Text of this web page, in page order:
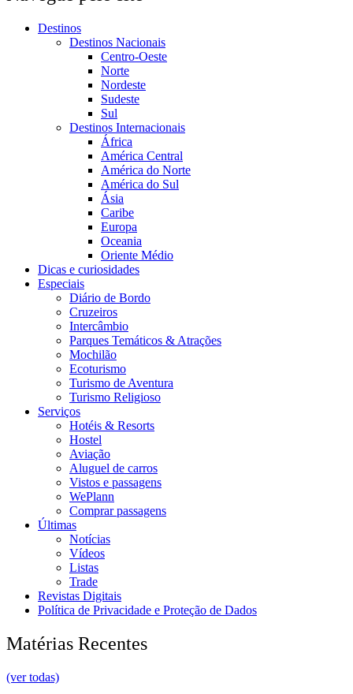
Destinos
Destinos Nacionais
Centro-Oeste
Norte
Nordeste
Sudeste
Sul
Destinos Internacionais
África
América Central
América do Norte
América do Sul
Ásia
Caribe
Europa
Oceania
Oriente Médio
Dicas e curiosidades
Especiais
Diário de Bordo
Cruzeiros
Intercâmbio
Parques Temáticos & Atrações
Mochilão
Ecoturismo
Turismo de Aventura
Turismo Religioso
Serviços
Hotéis & Resorts
Hostel
Aviação
Aluguel de carros
Vistos e passagens
WePlann
Comprar passagens
Últimas
Notícias
Vídeos
Listas
Trade
Revistas Digitais
Política de Privacidade e Proteção de Dados
Matérias Recentes
(ver todas)